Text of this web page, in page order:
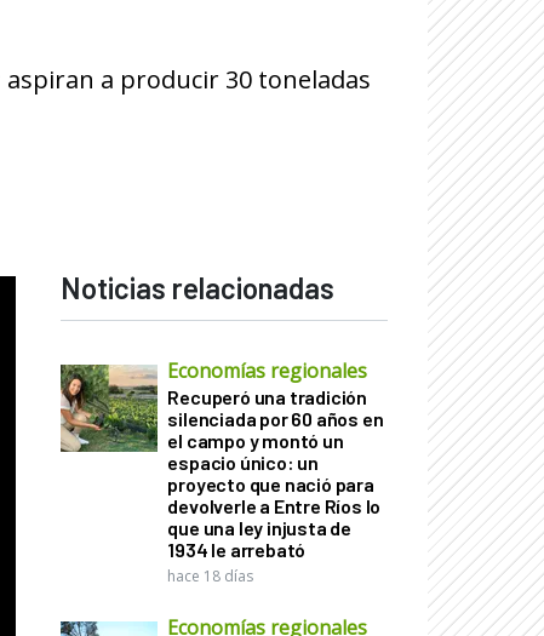
a producir 30 toneladas
Noticias relacionadas
Economías regionales
Recuperó una tradición
silenciada por 60 años en
el campo y montó un
espacio único: un
proyecto que nació para
devolverle a Entre Ríos lo
que una ley injusta de
1934 le arrebató
hace 18 días
Economías regionales